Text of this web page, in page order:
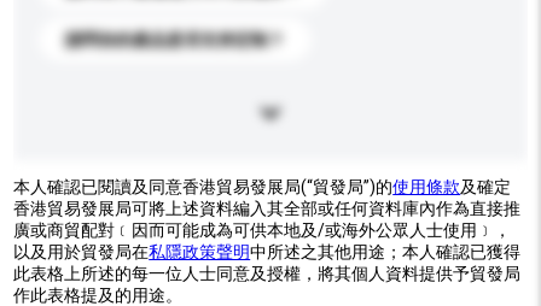
請問你的產品是否支持定制？
本人確認已閱讀及同意香港貿易發展局(“貿發局”)的使用條款及確定
香港貿易發展局可將上述資料編入其全部或任何資料庫內作為直接推
廣或商貿配對﹝因而可能成為可供本地及/或海外公眾人士使用﹞，
以及用於貿發局在私隱政策聲明中所述之其他用途；本人確認已獲得
此表格上所述的每一位人士同意及授權，將其個人資料提供予貿發局
作此表格提及的用途。